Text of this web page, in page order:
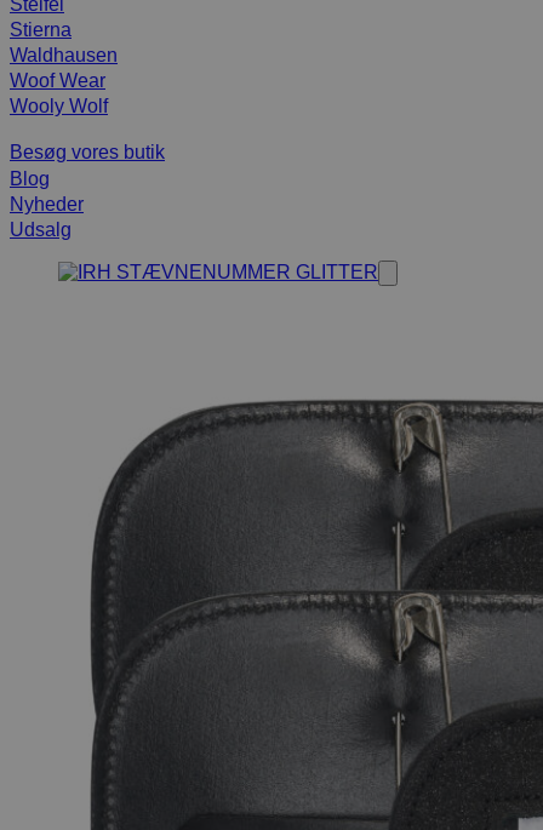
Stierna
Waldhausen
Woof Wear
Wooly Wolf
Besøg vores butik
Blog
Nyheder
Udsalg